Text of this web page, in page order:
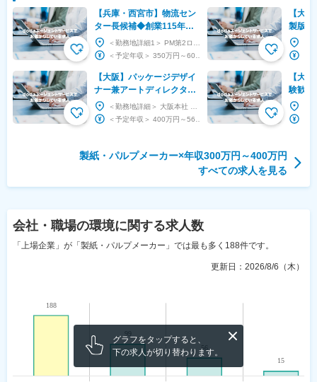
【兵庫・西宮市】物流セン
ター長候補◆創業115年の
安定企業／転勤・夜勤無／
残業月10～20h
【大阪】パッケージデザイ
ナー兼アートディレクター
～東証プライム上場/段ボー
ル生産NO1/残業20Ｈ
【大
製版
イク
年休
【大
験歓迎
ター◇
生充
製紙・パルプメーカー×年収300万円～400万円
すべての求人を見る
会社・職場の環境に関する求人数
「上場企業」が「製紙・パルプメーカー」では最も多く188件です。
更新日： 2026/8/6（木）
グラフをタップすると、
下の求人が切り替わります。